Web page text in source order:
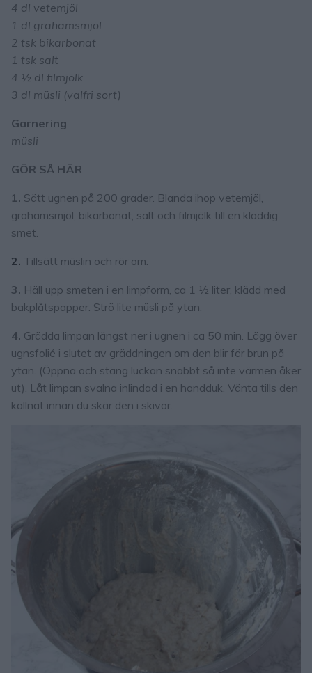
4 dl vetemjöl
1 dl grahamsmjöl
2 tsk bikarbonat
1 tsk salt
4 ½ dl filmjölk
3 dl müsli (valfri sort)
Garnering
müsli
GÖR SÅ HÄR
1. Sätt ugnen på 200 grader. Blanda ihop vetemjöl,
grahamsmjöl, bikarbonat, salt och filmjölk till en kladdig
smet.
2. Tillsätt müslin och rör om.
3. Häll upp smeten i en limpform, ca 1 ½ liter, klädd med
bakplåtspapper. Strö lite müsli på ytan.
4. Grädda limpan längst ner i ugnen i ca 50 min. Lägg över
ugnsfolié i slutet av gräddningen om den blir för brun på
ytan. (Öppna och stäng luckan snabbt så inte värmen åker
ut). Låt limpan svalna inlindad i en handduk. Vänta tills den
kallnat innan du skär den i skivor.